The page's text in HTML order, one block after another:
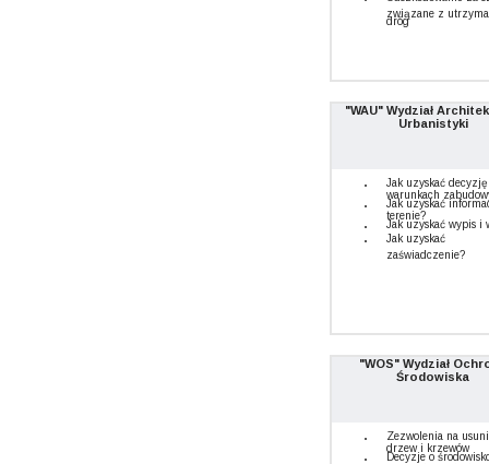
związane z
dróg
"WAU" Wydział
Urbanistyki
Jak uzyskać
warunkach
Jak uzyskać
terenie?
Jak uzyskać wypis i
Jak uzyskać
zaświadczenie?
"WOS" Wydział
Środowiska
Zezwolenia na
drzew i krzewów
Decyzje o